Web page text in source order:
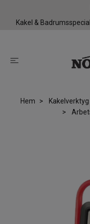
Kakel &
Hem Kakelverktyg